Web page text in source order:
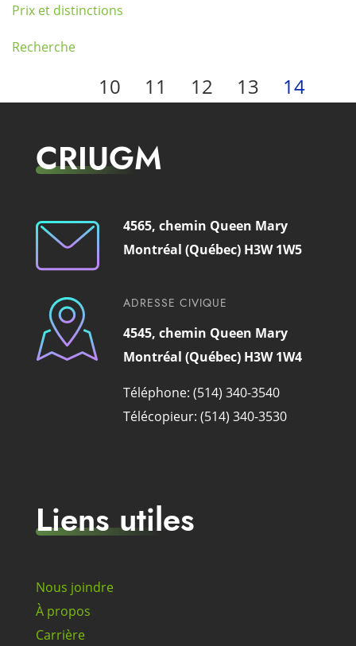
Prix et distinctions
Recherche
10 11 12 13 14
CRIUGM
4565, chemin Queen Mary
Montréal (Québec) H3W 1W5
ADRESSE CIVIQUE
4545, chemin Queen Mary
Montréal (Québec) H3W 1W4
Téléphone: (514) 340-3540
Télécopieur: (514) 340-3530
Liens utiles
Nous joindre
À propos
Carrière